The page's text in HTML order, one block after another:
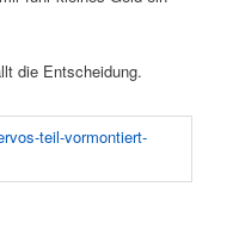
die Entscheidung.